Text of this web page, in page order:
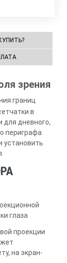
зрения
границ
в
для дневного,
периграфа
установить
глаза
проекции
на экран-